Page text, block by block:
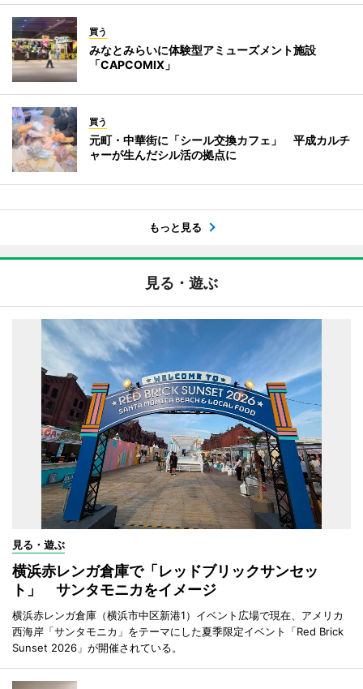
買う
みなとみらいに体験型アミューズメント施設
「CAPCOMIX」
買う
元町・中華街に「シール交換カフェ」 平成カルチ
ャーが生んだシル活の拠点に
もっと見る
見る・遊ぶ
見る・遊ぶ
横浜赤レンガ倉庫で「レッドブリックサンセッ
ト」 サンタモニカをイメージ
横浜赤レンガ倉庫（横浜市中区新港1）イベント広場で現在、アメリカ
西海岸「サンタモニカ」をテーマにした夏季限定イベント「Red Brick
Sunset 2026」が開催されている。